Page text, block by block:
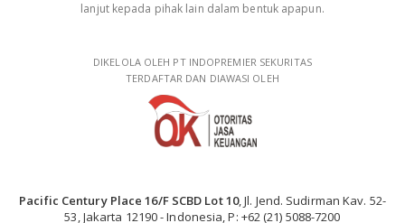
lanjut kepada pihak lain dalam bentuk apapun.
DIKELOLA OLEH PT INDOPREMIER SEKURITAS
TERDAFTAR DAN DIAWASI OLEH
Pacific Century Place 16/F SCBD Lot 10, Jl. Jend. Sudirman Kav. 52-
53, Jakarta 12190 - Indonesia, P: +62 (21) 5088-7200